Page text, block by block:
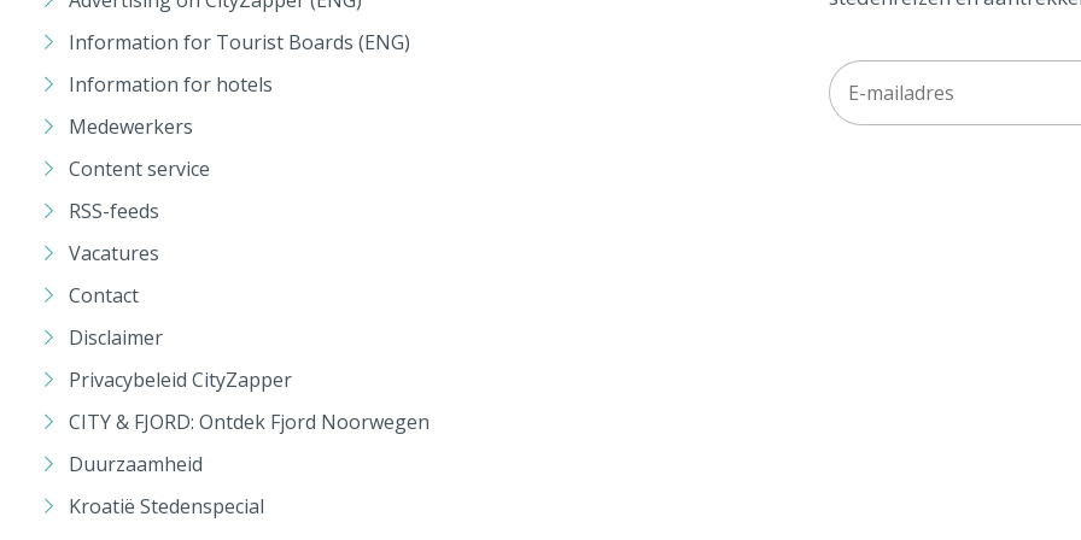
Information for Tourist Boards (ENG)
Information for hotels
Medewerkers
Content service
RSS-feeds
Vacatures
Contact
Disclaimer
Privacybeleid CityZapper
CITY & FJORD: Ontdek Fjord Noorwegen
Duurzaamheid
Kroatië Stedenspecial